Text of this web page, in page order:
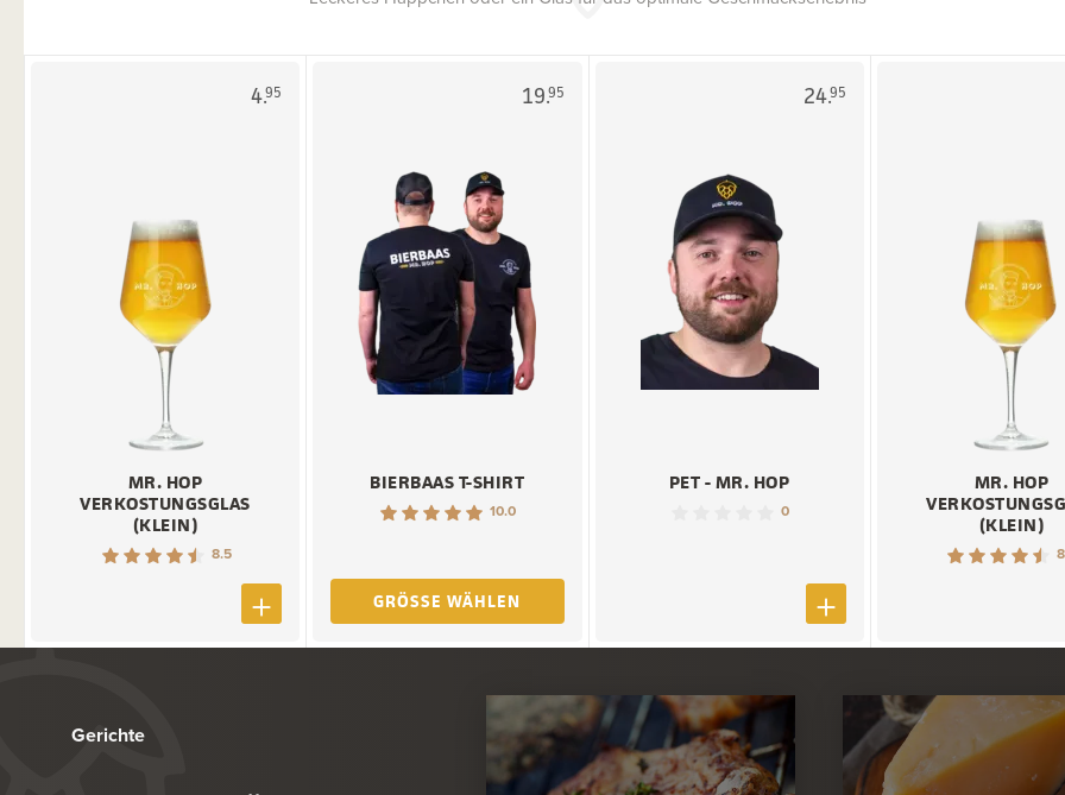
4.95
MR. HOP
VERKOSTUNGSGLAS
(KLEIN)
8.5
19.95
BIERBAAS T-SHIRT
10.0
GRÖSSE WÄHLEN
24.95
PET - MR. HOP
0
MR. HOP
(KLEIN)
Gerichte